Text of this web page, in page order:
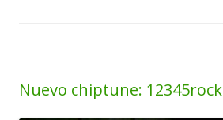
Nuevo chiptune: 12345rock